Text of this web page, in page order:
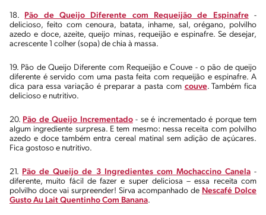
18. Pão de Queijo Diferente com Requeijão de Espinafre-
delicioso, feito com cenoura, batata, inhame, sal, orégano, polvilho
azedo e doce, azeite, queijo minas, requeijão e espinafre. Se desejar,
acrescente 1 colher (sopa) de chia à massa.
19. Pão de Queijo Diferente com Requeijão e Couve - o pão de queijo
diferente é servido com uma pasta feita com requeijão e espinafre. A
dica para essa variação é preparar a pasta com couve. Também fica
delicioso e nutritivo.
20. Pão de Queijo Incrementado- se é incrementado é porque tem
algum ingrediente surpresa. E tem mesmo: nessa receita com polvilho
azedo e doce também entra cereal matinal sem adição de açúcares.
Fica gostoso e nutritivo.
21. Pão de Queijo de 3 Ingredientes com Mochaccino Canela-
diferente, muito fácil de fazer e super deliciosa – essa receita com
polvilho doce vai surpreender! Sirva acompanhado de Nescafé Dolce
Gusto Au Lait Quentinho Com Banana.